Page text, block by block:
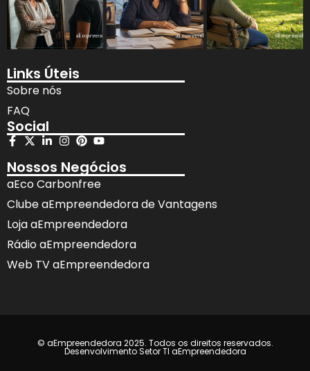
Links Úteis
Sobre nós
FAQ
Social
Nossos Negócios
aEco Carbonfree
Clube aEmpreendedora de Vantagens
Loja aEmpreendedora
Rádio aEmpreendedora
Web TV aEmpreendedora
© aEmpreendedora 2025. Todos os direitos reservados.
Desenvolvimento Setor TI aEmpreendedora